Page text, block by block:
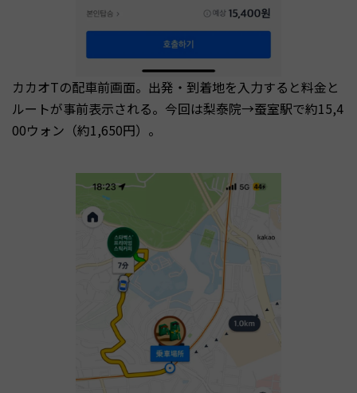
カカオTの配車前画面。出発・到着地を入力すると料金と
ルートが事前表示される。今回は梨泰院→蚕室駅で約15,4
00ウォン（約1,650円）。